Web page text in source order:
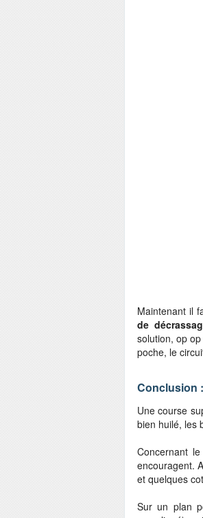
Maintenant il
de
solution, op
poche, le
Conclusion :
Une course
bien huilé, les
Concernant
encouragent.
et quelques
Sur un plan